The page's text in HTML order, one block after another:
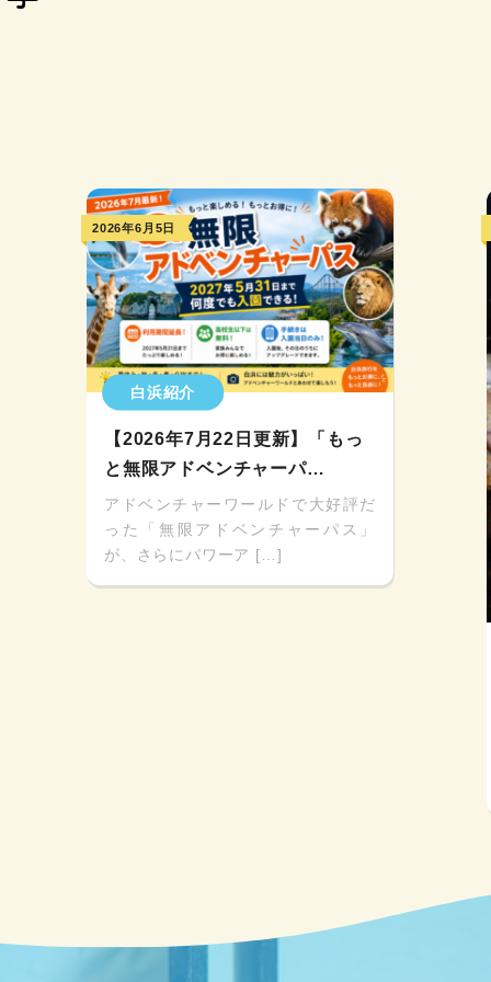
2026年6月5日
白浜紹介
【2026年7月22日更新】「もっ
と無限アドベンチャーパ…
アドベンチャーワールドで大好評だ
った「無限アドベンチャーパス」
が、さらにパワーア […]